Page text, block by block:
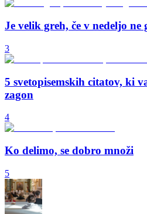
Je velik greh, če v nedeljo ne
3
5 svetopisemskih citatov, ki
zagon
4
Ko delimo, se dobro množi
5